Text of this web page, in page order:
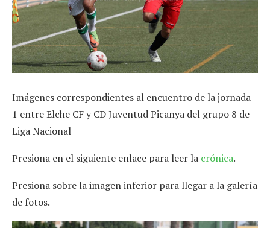
Imágenes correspondientes al encuentro de la jornada
1 entre Elche CF y CD Juventud Picanya del grupo 8 de
Liga Nacional
Presiona en el siguiente enlace para leer la crónica.
Presiona sobre la imagen inferior para llegar a la galería
de fotos.